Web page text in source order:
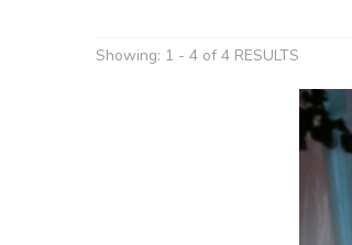
Showing: 1 - 4 of 4 RESULTS